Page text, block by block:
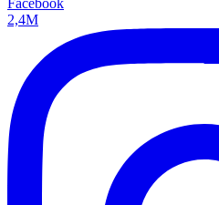
Facebook
2,4M